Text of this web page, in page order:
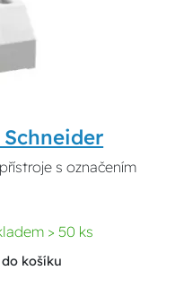
s označením
> 50 ks
košíku